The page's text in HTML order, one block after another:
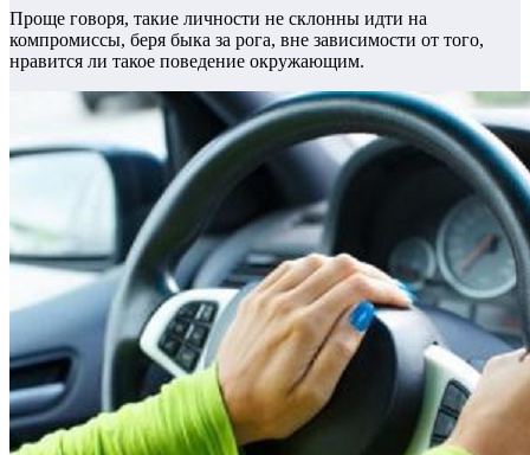
Проще говоря, такие личности не склонны идти на
компромиссы, беря быка за рога, вне зависимости от того,
нравится ли такое поведение окружающим.